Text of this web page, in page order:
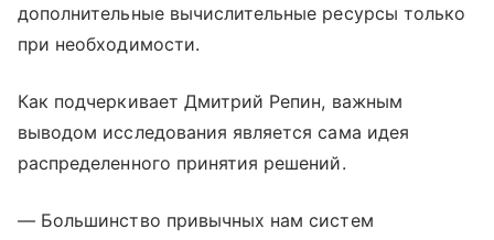
дополнительные вычислительные ресурсы только
при необходимости.
Как подчеркивает Дмитрий Репин, важным
выводом исследования является сама идея
распределенного принятия решений.
— Большинство привычных нам систем